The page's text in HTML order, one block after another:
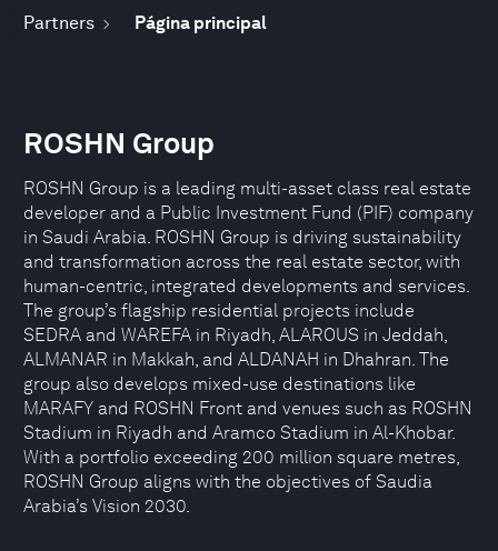
Partners Página principal
ROSHN Group
ROSHN Group is a leading multi-asset class real estate
developer and a Public Investment Fund (PIF) company
in Saudi Arabia. ROSHN Group is driving sustainability
and transformation across the real estate sector, with
human-centric, integrated developments and services.
The group’s flagship residential projects include
SEDRA and WAREFA in Riyadh, ALAROUS in Jeddah,
ALMANAR in Makkah, and ALDANAH in Dhahran. The
group also develops mixed-use destinations like
MARAFY and ROSHN Front and venues such as ROSHN
Stadium in Riyadh and Aramco Stadium in Al-Khobar.
With a portfolio exceeding 200 million square metres,
ROSHN Group aligns with the objectives of Saudia
Arabia’s Vision 2030.